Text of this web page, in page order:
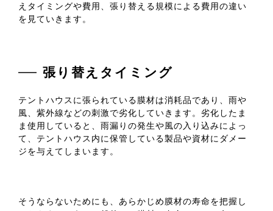
えタイミングや費用、張り替える規模による費用の違い
を見ていきます。
張り替えタイミング
テントハウスに張られている膜材は消耗品であり、雨や
風、紫外線などの刺激で劣化していきます。劣化したま
ま使用していると、雨漏りの発生や風の入り込みによっ
て、テントハウス内に保管している製品や資材にダメー
ジを与えてしまいます。
そうならないためにも、あらかじめ膜材の寿命を把握し